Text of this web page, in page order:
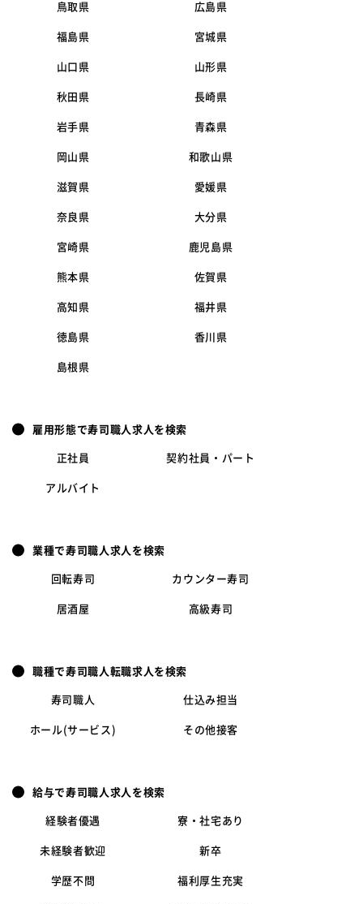
鳥取県 広島県
福島県 宮城県
山口県 山形県
秋田県 長崎県
岩手県 青森県
岡山県 和歌山県
滋賀県 愛媛県
奈良県 大分県
宮崎県 鹿児島県
熊本県 佐賀県
高知県 福井県
徳島県 香川県
島根県
雇用形態で寿司職人求人を検索
正社員 契約社員・パート
アルバイト
業種で寿司職人求人を検索
回転寿司 カウンター寿司
居酒屋 高級寿司
職種で寿司職人転職求人を検索
寿司職人 仕込み担当
ホール(サービス) その他接客
給与で寿司職人求人を検索
経験者優遇 寮・社宅あり
未経験者歓迎 新卒
学歴不問 福利厚生充実